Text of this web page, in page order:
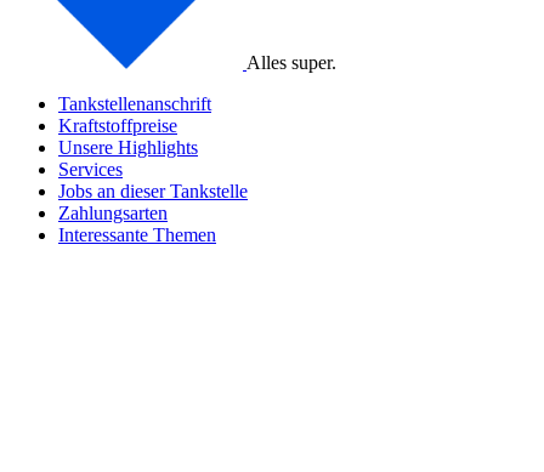
Alles super.
Tankstellenanschrift
Kraftstoffpreise
Unsere Highlights
Services
Jobs an dieser Tankstelle
Zahlungsarten
Interessante Themen